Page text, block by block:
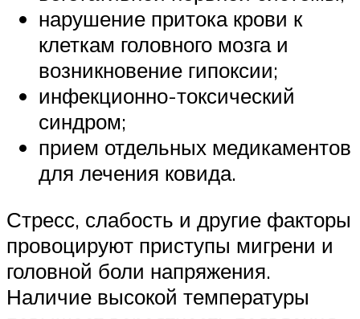
нарушение притока крови к
клеткам головного мозга и
возникновение гипоксии;
инфекционно-токсический
синдром;
прием отдельных медикаментов
для лечения ковида.
Стресс, слабость и другие факторы
провоцируют приступы мигрени и
головной боли напряжения.
Наличие высокой температуры